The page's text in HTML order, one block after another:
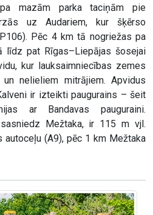
mazām parka taciņām pie
uz Audariem, kur šķērso
Pēc 4 km tā nogriežas pa
līdz pat Rīgas–Liepājas šosejai
kur lauksaimniecības zemes
nelieliem mitrājiem. Apvidus
ir izteikti paugurains – šeit
ar Bandavas pauguraini.
Mežtaka, ir 115 m vjl.
(A9), pēc 1 km Mežtaka